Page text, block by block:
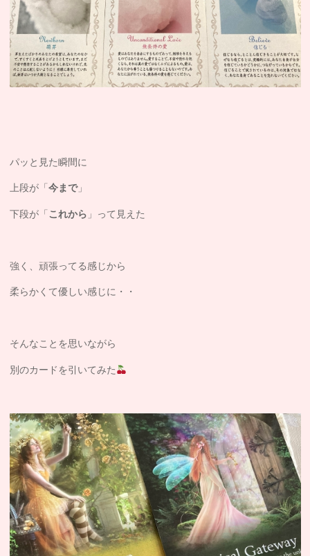
パッと見た瞬間に
上段が「 今まで」
下段が「 これから 」って見えた
強く、頑張ってる感じから
柔らかくて優しい感じに・・
そんなことを思いながら
別のカードを引いてみた